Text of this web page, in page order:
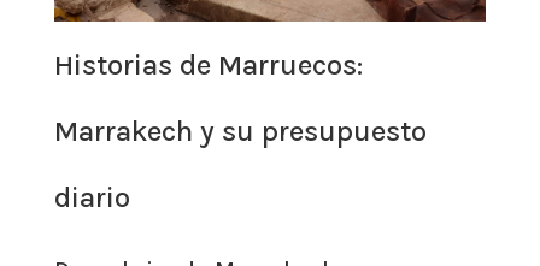
Historias de Marruecos:
Marrakech y su presupuesto
diario